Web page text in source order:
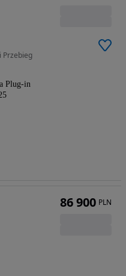
Przebieg
Plug-in
86 900 PLN